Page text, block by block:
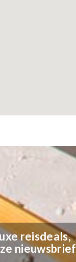
reisdeals,
nieuwsbrief